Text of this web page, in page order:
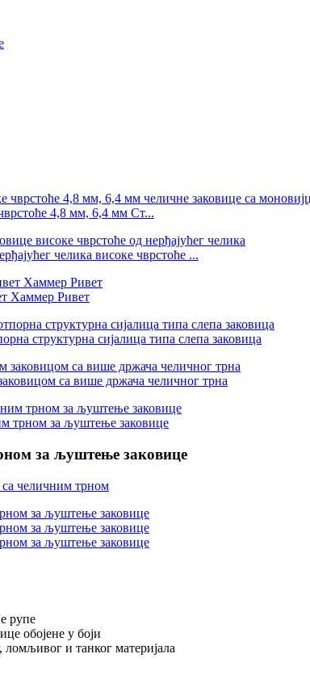
4,8 мм, 6,4 мм Ст...
челика високе чврстоће ...
Хаммер Ривет
структурна сијалица типа слепа заковица
са више држача челичног трна
трном за љуштење заковице
за љуштење заковице
рупе
обојене у боји
и танког материјала